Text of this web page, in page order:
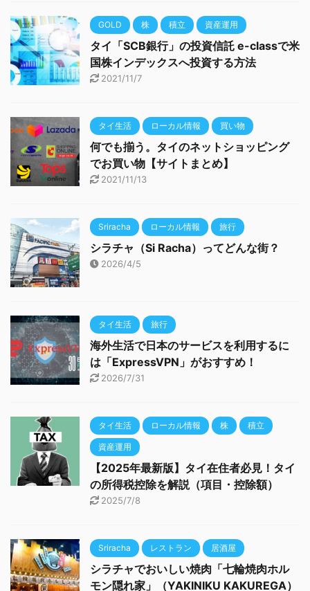
GOLD 株 積立 資産運用
タイ「SCB銀行」の投資信託 e-classで米
国株インデックスへ投資する方法
2021/11/7
タイ生活 ローカル情報 買い物
何でも揃う。タイのネットショッピング
でお買い物【サイトまとめ】
2021/11/13
Sriracha ローカル情報 旅行
シラチャ（Si Racha）ってどんな街？
2026/4/5
タイ生活 旅行
海外生活で日本のサービスを利用するに
は「ExpressVPN」がおすすめ！
2026/7/31
タイ生活 ローカル情報 株 積立
資産運用
【2025年最新版】タイ在住者必見！タイ
の所得税控除を解説（項目・控除額）
2025/7/8
Sriracha レストラン 居酒屋
シラチャでおいしい焼肉「七輪焼肉ホル
モン隠れ家」（YAKINIKU KAKUREGA）